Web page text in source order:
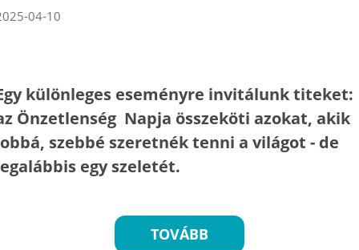
04-10
különleges eseményre invitálunk titeket:
Önzetlenség Napja összeköti azokat, akik
szebbé szeretnék tenni a világot - de
egy szeletét.
TOVÁBB